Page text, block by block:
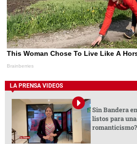
LA PRENSA VIDEOS
Sin Bandera
listos para
romanticismo?